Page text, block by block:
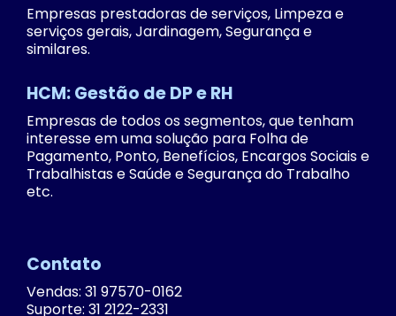
Empresas prestadoras de serviços, Limpeza e
serviços gerais, Jardinagem, Segurança e
similares.
HCM: Gestão de DP e RH
Empresas de todos os segmentos, que tenham
interesse em uma solução para Folha de
Pagamento, Ponto, Benefícios, Encargos Sociais e
Trabalhistas e Saúde e Segurança do Trabalho
etc.
Contato
Vendas: 31 97570-0162
Suporte: 31 2122-2331